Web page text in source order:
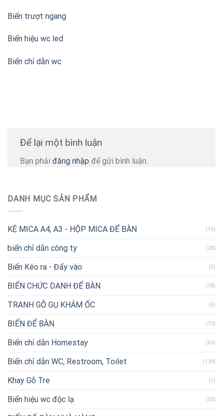
Biển trượt ngang
Biển hiệu wc led
Biển chỉ dẫn wc
Để lại một bình luận
Bạn phải đăng nhập để gửi bình luận.
DANH MỤC SẢN PHẨM
KỆ MICA A4, A3 - HỘP MICA ĐỂ BÀN (16)
biển chỉ dẫn công ty (28)
Biển Kéo ra - Đẩy vào (5)
BIỂN CHỨC DANH ĐỂ BÀN (78)
TRANH GỖ GỤ KHẢM ỐC (5)
BIỂN ĐỂ BÀN (73)
Biển chỉ dẫn Homestay (63)
Biển chỉ dẫn WC, Restroom, Toilet (139)
Khay Gỗ Tre (1)
Biển hiệu wc độc lạ (50)